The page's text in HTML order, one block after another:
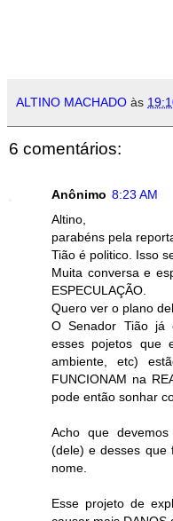
ALTINO MACHADO às
6 comentários:
Anônimo 8:23 AM
Altino,
parabéns pela
Tião é politico. Isso
Muita conversa e
ESPECULAÇÃO.
Quero ver o plano
O Senador Tião já
esses pojetos que
ambiente, etc)
FUNCIONAM na
pode então sonhar
Acho que
(dele) e desses que
nome.
Esse projeto de